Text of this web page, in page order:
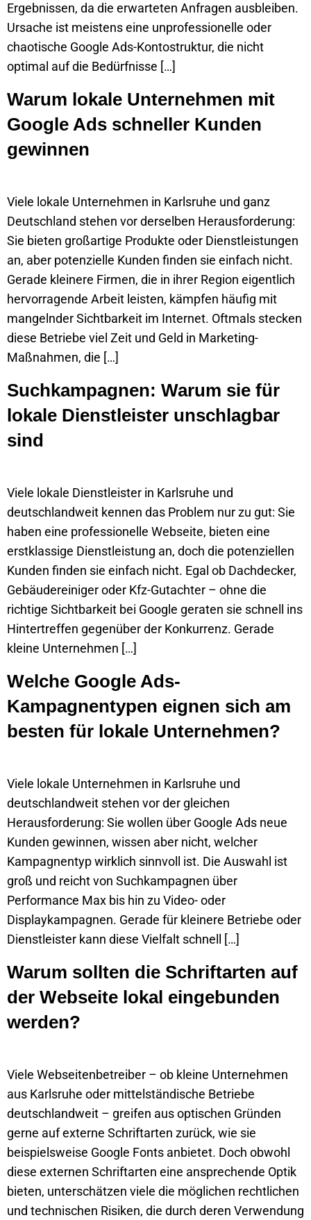
Ergebnissen, da die erwarteten Anfragen ausbleiben.
Ursache ist meistens eine unprofessionelle oder
chaotische Google Ads-Kontostruktur, die nicht
optimal auf die Bedürfnisse […]
Warum lokale Unternehmen mit
Google Ads schneller Kunden
gewinnen
Viele lokale Unternehmen in Karlsruhe und ganz
Deutschland stehen vor derselben Herausforderung:
Sie bieten großartige Produkte oder Dienstleistungen
an, aber potenzielle Kunden finden sie einfach nicht.
Gerade kleinere Firmen, die in ihrer Region eigentlich
hervorragende Arbeit leisten, kämpfen häufig mit
mangelnder Sichtbarkeit im Internet. Oftmals stecken
diese Betriebe viel Zeit und Geld in Marketing-
Maßnahmen, die […]
Suchkampagnen: Warum sie für
lokale Dienstleister unschlagbar
sind
Viele lokale Dienstleister in Karlsruhe und
deutschlandweit kennen das Problem nur zu gut: Sie
haben eine professionelle Webseite, bieten eine
erstklassige Dienstleistung an, doch die potenziellen
Kunden finden sie einfach nicht. Egal ob Dachdecker,
Gebäudereiniger oder Kfz-Gutachter – ohne die
richtige Sichtbarkeit bei Google geraten sie schnell ins
Hintertreffen gegenüber der Konkurrenz. Gerade
kleine Unternehmen […]
Welche Google Ads-
Kampagnentypen eignen sich am
besten für lokale Unternehmen?
Viele lokale Unternehmen in Karlsruhe und
deutschlandweit stehen vor der gleichen
Herausforderung: Sie wollen über Google Ads neue
Kunden gewinnen, wissen aber nicht, welcher
Kampagnentyp wirklich sinnvoll ist. Die Auswahl ist
groß und reicht von Suchkampagnen über
Performance Max bis hin zu Video- oder
Displaykampagnen. Gerade für kleinere Betriebe oder
Dienstleister kann diese Vielfalt schnell […]
Warum sollten die Schriftarten auf
der Webseite lokal eingebunden
werden?
Viele Webseitenbetreiber – ob kleine Unternehmen
aus Karlsruhe oder mittelständische Betriebe
deutschlandweit – greifen aus optischen Gründen
gerne auf externe Schriftarten zurück, wie sie
beispielsweise Google Fonts anbietet. Doch obwohl
diese externen Schriftarten eine ansprechende Optik
bieten, unterschätzen viele die möglichen rechtlichen
und technischen Risiken, die durch deren Verwendung